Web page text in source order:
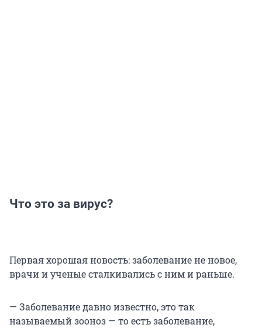
Что это за вирус?
Первая хорошая новость: заболевание не новое,
врачи и ученые сталкивались с ним и раньше.
— Заболевание давно известно, это так
называемый зооноз — то есть заболевание,